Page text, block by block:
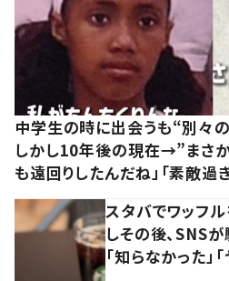
中学生の時に出会うも“別々
しかし10年後の現在→”まさ
も遠回りしたんだね」「素敵過
スタバでワッフ
しその後、SNS
「知らなかった」